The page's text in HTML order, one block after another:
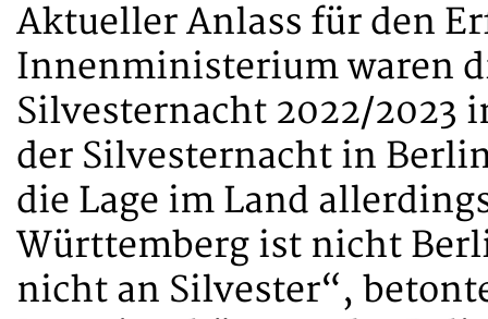
Aktueller Anlass für den
Innenministerium waren
Silvesternacht 2022/2023
der Silvesternacht in
die Lage im Land
Württemberg ist nicht
nicht an Silvester“,